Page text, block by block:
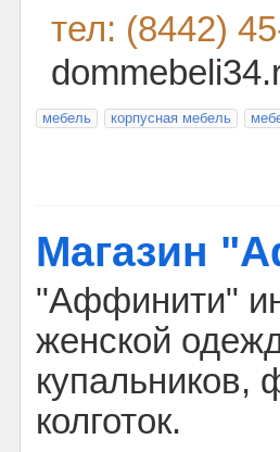
тел: (8442)
мебель корпусная мебель
Магазин
"Аффинити"
женской
купальников,
колготок.